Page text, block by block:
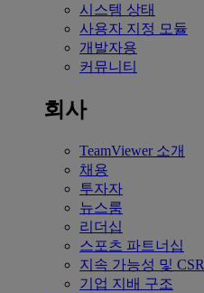
시스템 상태
사용자 지정 모듈
개발자용
커뮤니티
회사
TeamViewer 소개
채용
투자자
뉴스룸
리더십
스포츠 파트너십
지속 가능성 및 CSR
기업 지배 구조